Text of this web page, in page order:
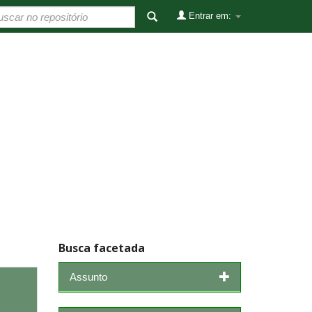
Entrar em:
Busca facetada
Assunto